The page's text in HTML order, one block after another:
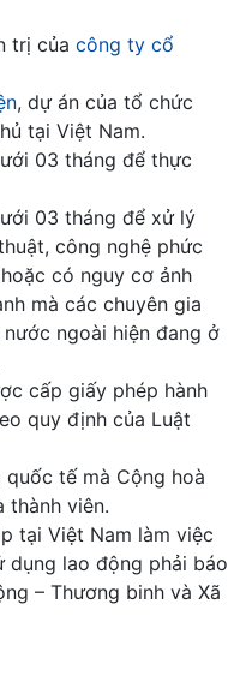
trị của công ty cổ
, dự án của tổ chức
tại Việt Nam.
03 tháng để thực
03 tháng để xử lý
công nghệ phức
có nguy cơ ảnh
mà các chuyên gia
ngoài hiện đang ở
cấp giấy phép hành
quy định của Luật
tế mà Cộng hoà
thành viên.
tại Việt Nam làm việc
dụng lao động phải báo
– Thương binh và Xã